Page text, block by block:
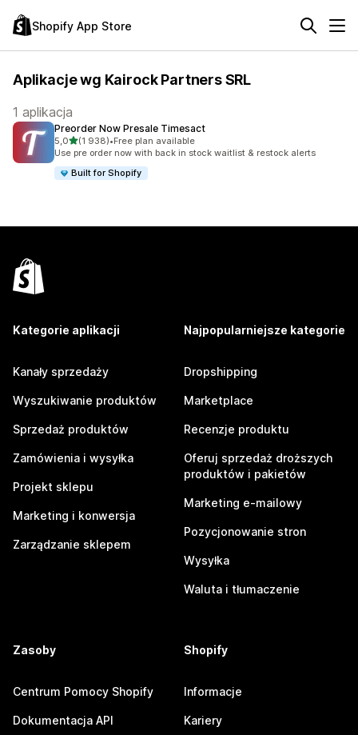
Shopify App Store
Aplikacje wg Kairock Partners SRL
1 aplikacja
Preorder Now Presale Timesact
5,0na 5 gwiazdek
(1 938)
Łączna liczba recenzji: 1938
•Free plan available
Use pre order now with back in stock waitlist & restock alerts
Built for Shopify
Kategorie aplikacji
Kanały sprzedaży
Wyszukiwanie produktów
Sprzedaż produktów
Zamówienia i wysyłka
Projekt sklepu
Marketing i konwersja
Zarządzanie sklepem
Najpopularniejsze kategorie
Dropshipping
Marketplace
Recenzje produktu
Oferuj sprzedaż droższych
produktów i pakietów
Marketing e-mailowy
Pozycjonowanie stron
Wysyłka
Waluta i tłumaczenie
Zasoby
Centrum Pomocy Shopify
Dokumentacja API
Shopify
Informacje
Kariery